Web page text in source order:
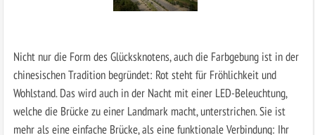
Nicht nur die Form des Glücksknotens, auch die Farbgebung ist in der
chinesischen Tradition begründet: Rot steht für Fröhlichkeit und
Wohlstand. Das wird auch in der Nacht mit einer LED-Beleuchtung,
welche die Brücke zu einer Landmark macht, unterstrichen. Sie ist
mehr als eine einfache Brücke, als eine funktionale Verbindung: Ihr